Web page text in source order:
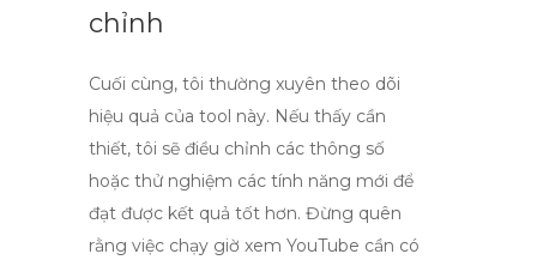
chỉnh
Cuối cùng, tôi thường xuyên theo dõi
hiệu quả của tool này. Nếu thấy cần
thiết, tôi sẽ điều chỉnh các thông số
hoặc thử nghiệm các tính năng mới để
đạt được kết quả tốt hơn. Đừng quên
rằng việc chạy giờ xem YouTube cần có